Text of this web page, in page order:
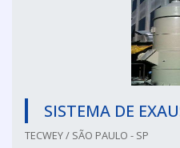
SISTEMA DE
TECWEY / SÃO PAULO - SP